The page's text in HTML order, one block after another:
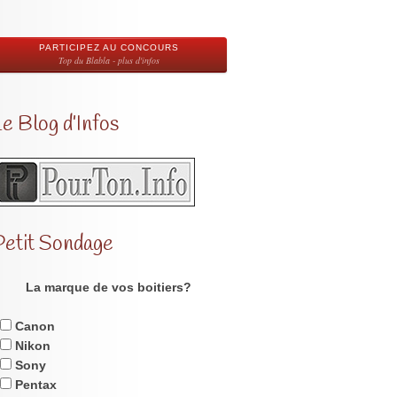
PARTICIPEZ AU CONCOURS
Top du Blabla - plus d'infos
Blog d’Infos
Sondage
La marque de vos boitiers?
Canon
Nikon
Sony
Pentax